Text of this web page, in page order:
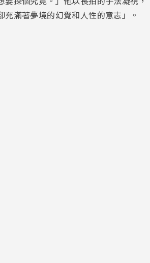
滿著夢境的幻覺和人性的意志」。